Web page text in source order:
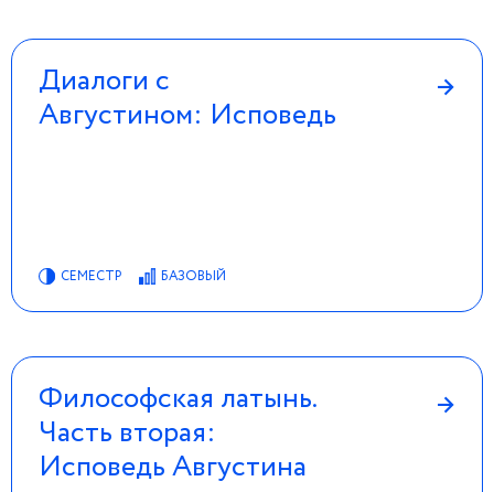
Диалоги с
Августином: Исповедь
→
СЕМЕСТР БАЗОВЫЙ
Философская латынь.
Часть вторая:
Исповедь Августина
→